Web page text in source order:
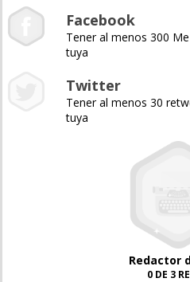
Facebook
Tener al menos 300
tuya
Twitter
Tener al menos 30
tuya
Redactor
0 DE 3